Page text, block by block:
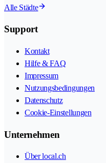
Alle Städte
Support
Kontakt
Hilfe & FAQ
Impressum
Nutzungsbedingungen
Datenschutz
Cookie-Einstellungen
Unternehmen
Über local.ch